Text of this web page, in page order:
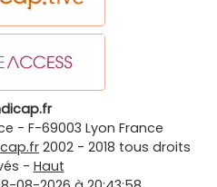
- F-69003 Lyon France
2002 - 2018 tous droits
- Haut